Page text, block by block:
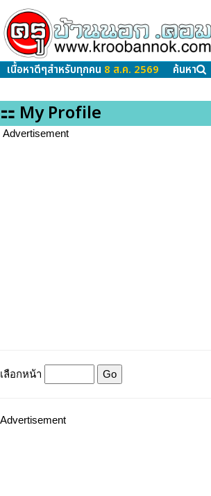
เนื้อหาดีๆสำหรับทุกคน 8 ส.ค. 2569 ค้นหา
⚏ My Profile
Advertisement
เลือกหน้า
Advertisement